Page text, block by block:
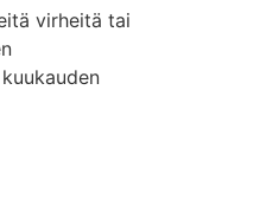
virheitä tai